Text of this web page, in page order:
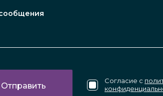
Согласие с